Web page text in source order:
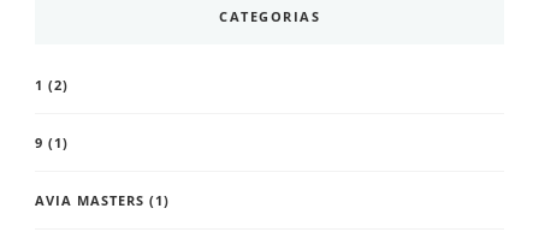
CATEGORIAS
1 (2)
9 (1)
AVIA MASTERS (1)